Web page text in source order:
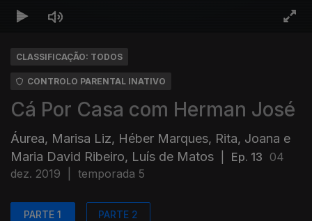
CLASSIFICAÇÃO: TODOS
CONTROLO PARENTAL INATIVO
Cá Por Casa com Herman José
Áurea, Marisa Liz, Héber Marques, Rita, Joana e
Maria David Ribeiro, Luís de Matos
Ep. 13 04
dez. 2019
temporada 5
PARTE 1 PARTE 2